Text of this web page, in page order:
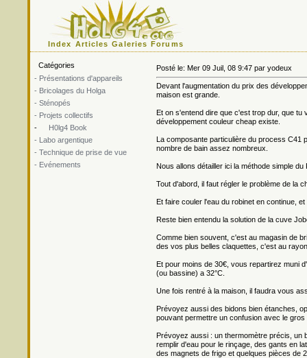
Index Articles Galeries Forums
Catégories
- Présentations d'appareils
- Bricolages du Holga
- Sténopés
- Projets collectifs
-
H0lg4 Book
- Labo argentique
- Technique de prise de vue
- Evénements
Posté le: Mer 09 Juil, 08 9:47 par yodeux
Devant l'augmentation du prix des
maison est grande.
Et on s'entend dire que c'est trop dur, que
développement couleur cheap existe.
La composante particulière du process C41
nombre de bain assez nombreux.
Nous allons détailler ici la méthode simple du
Tout d'abord, il faut régler le problème de la
Et faire couler l'eau du robinet en continue,
Reste bien entendu la solution de la cuve
Comme bien souvent, c'est au magasin de
des vos plus belles claquettes, c'est au
Et pour moins de 30€, vous repartirez muni
(ou bassine) a 32°C.
Une fois rentré à la maison, il faudra vous
Prévoyez aussi des bidons bien étanches,
pouvant permettre un confusion avec le
Prévoyez aussi : un thermomètre précis, un
remplir d'eau pour le rinçage, des gants en
des magnets de frigo et quelques pièces de